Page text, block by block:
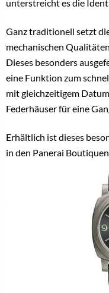
unterstreicht es die
Ganz traditionell setzt
mechanischen
Dieses besonders
eine Funktion zum
mit gleichzeitigem
Federhäuser für eine
Erhältlich ist dieses
in den Panerai Boutiquen